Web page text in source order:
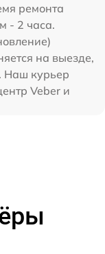
ремонта
- 2 часа.
на выезде,
Наш курьер
Veber и